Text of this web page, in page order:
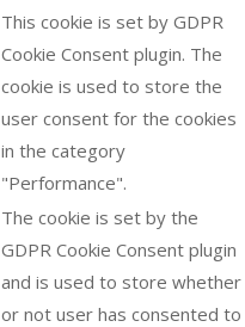
This cookie is set by GDPR
Cookie Consent plugin. The
cookie is used to store the
user consent for the cookies
in the category
"Performance".
The cookie is set by the
GDPR Cookie Consent plugin
and is used to store whether
or not user has consented to